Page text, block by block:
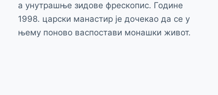
а унутрашње зидове фрескопис. Године
1998. царски манастир је дочекао да се у
њему поново васпостави монашки живот.